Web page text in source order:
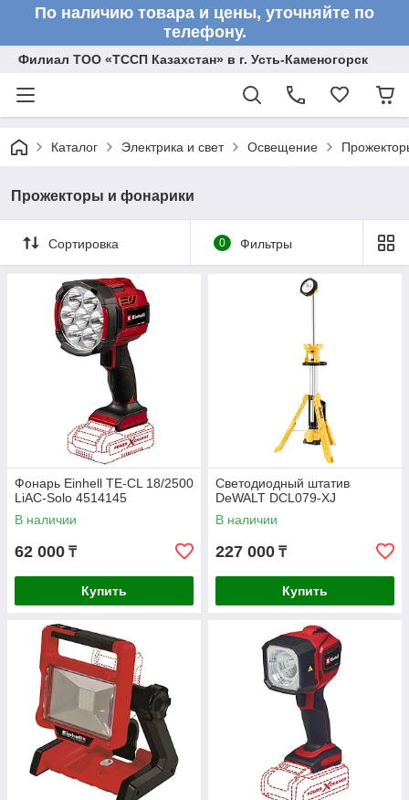
По наличию товара и цены, уточняйте по
телефону.
Филиал ТОО «ТССП Казахстан» в г. Усть-Каменогорск
Каталог Электрика и свет Освещение
Прожекторы и фонарики
Сортировка 0 Фильтры
Фонарь Einhell TE-CL 18/2500
LiAC-Solo 4514145
В наличии
62 000 ₸
Купить
Светодиодный штатив
DeWALT DCL079-XJ
В наличии
227 000 ₸
Купить